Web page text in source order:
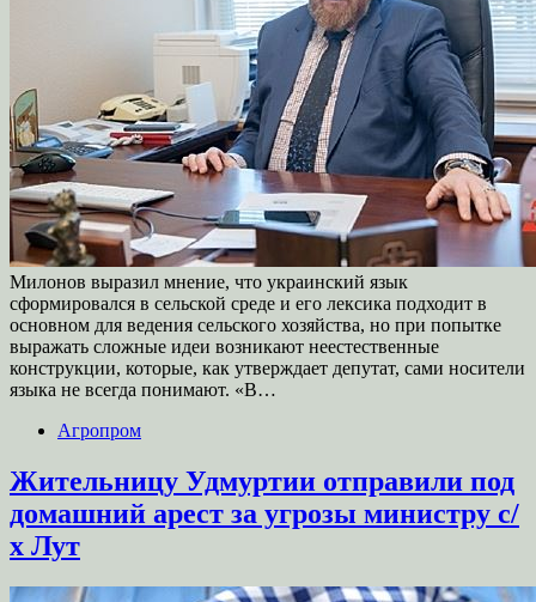
Милонов выразил мнение, что украинский язык
сформировался в сельской среде и его лексика подходит в
основном для ведения сельского хозяйства, но при попытке
выражать сложные идеи возникают неестественные
конструкции, которые, как утверждает депутат, сами носители
языка не всегда понимают. «В…
Агропром
Жительницу Удмуртии отправили под
домашний арест за угрозы министру с/
х Лут